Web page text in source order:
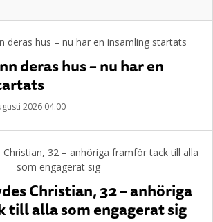
deras hus – nu har en
2026 04.00
Christian, 32 – anhöriga
till alla som engagerat sig